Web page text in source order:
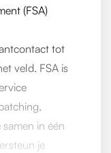
(FSA)
tot
veld. FSA is
in één
je